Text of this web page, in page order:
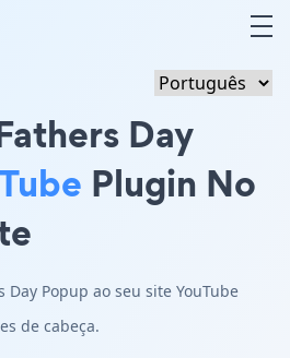
Day
Plugin No
Popup ao seu site YouTube
de cabeça.